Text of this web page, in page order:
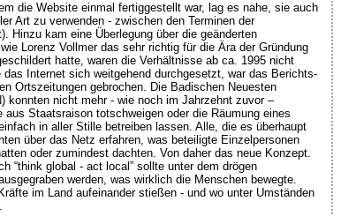
die Website einmal fertiggestellt war, lag es nahe, sie auch
Art zu verwenden - zwischen den Terminen der
Hinzu kam eine Überlegung über die geänderten
Lorenz Vollmer das sehr richtig für die Ära der Gründung
hatte, waren die Verhältnisse ab ca. 1995 nicht
das Internet sich weitgehend durchgesetzt, war das Berichts-
Ortszeitungen gebrochen. Die Badischen Neuesten
konnten nicht mehr - wie noch im Jahrzehnt zuvor –
aus Staatsraison totschweigen oder die Räumung eines
in aller Stille betreiben lassen. Alle, die es überhaupt
über das Netz erfahren, was beteiligte Einzelpersonen
oder zumindest dachten. Von daher das neue Konzept.
“think global - act local” sollte unter dem drögen
werden, was wirklich die Menschen bewegte.
im Land aufeinander stießen - und wo unter Umständen